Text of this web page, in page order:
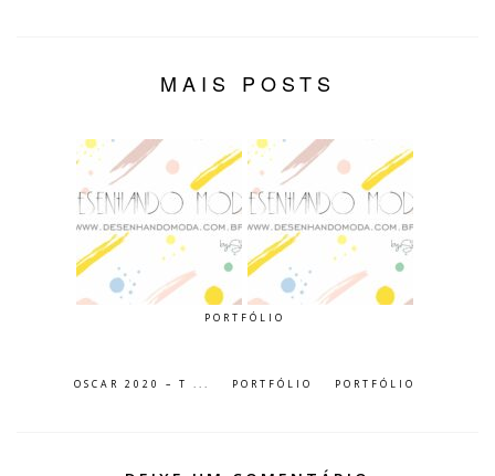
MAIS POSTS
PORTFÓLIO
OSCAR 2020 – T ... PORTFÓLIO PORTFÓLIO